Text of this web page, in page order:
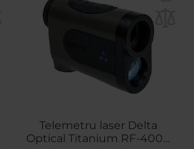
Telemetru laser Delta
Optical Titanium RF-4000